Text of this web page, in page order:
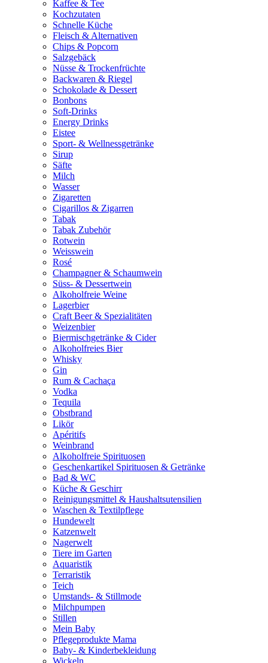
Kaffee & Tee
Kochzutaten
Schnelle Küche
Fleisch & Alternativen
Chips & Popcorn
Salzgebäck
Nüsse & Trockenfrüchte
Backwaren & Riegel
Schokolade & Dessert
Bonbons
Soft-Drinks
Energy Drinks
Eistee
Sport- & Wellnessgetränke
Sirup
Säfte
Milch
Wasser
Zigaretten
Cigarillos & Zigarren
Tabak
Tabak Zubehör
Rotwein
Weisswein
Rosé
Champagner & Schaumwein
Süss- & Dessertwein
Alkoholfreie Weine
Lagerbier
Craft Beer & Spezialitäten
Weizenbier
Biermischgetränke & Cider
Alkoholfreies Bier
Whisky
Gin
Rum & Cachaça
Vodka
Tequila
Obstbrand
Likör
Apéritifs
Weinbrand
Alkoholfreie Spirituosen
Geschenkartikel Spirituosen & Getränke
Bad & WC
Küche & Geschirr
Reinigungsmittel & Haushaltsutensilien
Waschen & Textilpflege
Hundewelt
Katzenwelt
Nagerwelt
Tiere im Garten
Aquaristik
Terraristik
Teich
Umstands- & Stillmode
Milchpumpen
Stillen
Mein Baby
Pflegeprodukte Mama
Baby- & Kinderbekleidung
Wickeln